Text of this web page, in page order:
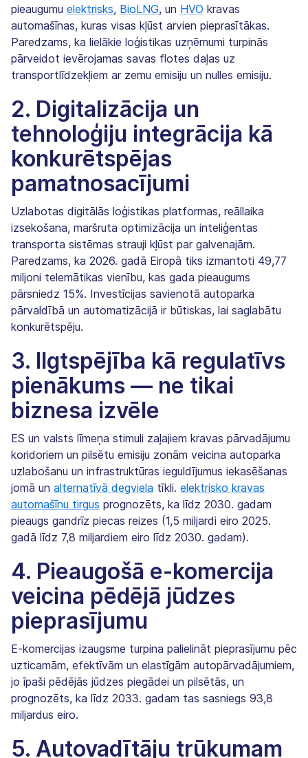
pieaugumu elektrisks, BioLNG, un HVO kravas
automašīnas, kuras visas kļūst arvien pieprasītākas.
Paredzams, ka lielākie loģistikas uzņēmumi turpinās
pārveidot ievērojamas savas flotes daļas uz
transportlīdzekļiem ar zemu emisiju un nulles emisiju.
2. Digitalizācija un
tehnoloģiju integrācija kā
konkurētspējas
pamatnosacījumi
Uzlabotas digitālās loģistikas platformas, reāllaika
izsekošana, maršruta optimizācija un inteliģentas
transporta sistēmas strauji kļūst par galvenajām.
Paredzams, ka 2026. gadā Eiropā tiks izmantoti 49,77
miljoni telemātikas vienību, kas gada pieaugums
pārsniedz 15%. Investīcijas savienotā autoparka
pārvaldībā un automatizācijā ir būtiskas, lai saglabātu
konkurētspēju.
3. Ilgtspējība kā regulatīvs
pienākums — ne tikai
biznesa izvēle
ES un valsts līmeņa stimuli zaļajiem kravas pārvadājumu
koridoriem un pilsētu emisiju zonām veicina autoparka
uzlabošanu un infrastruktūras ieguldījumus iekasēšanas
jomā un alternatīvā degviela tīkli. elektrisko kravas
automašīnu tirgus prognozēts, ka līdz 2030. gadam
pieaugs gandrīz piecas reizes (1,5 miljardi eiro 2025.
gadā līdz 7,8 miljardiem eiro līdz 2030. gadam).
4. Pieaugošā e-komercija
veicina pēdējā jūdzes
pieprasījumu
E-komercijas izaugsme turpina palielināt pieprasījumu pēc
uzticamām, efektīvām un elastīgām autopārvadājumiem,
jo īpaši pēdējās jūdzes piegādei un pilsētās, un
prognozēts, ka līdz 2033. gadam tas sasniegs 93,8
miljardus eiro.
5. Autovadītāju trūkumam